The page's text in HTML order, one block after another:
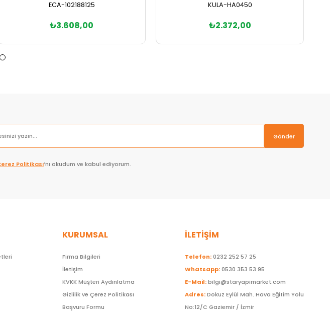
ECA-102188125
₺3.608,00
KULA-HA0450
₺2.372,00
Gönder
Politikası’nı okudum ve kabul ediyorum.
KURUMSAL
Firma Bilgileri
İletişim
KVKK Müşteri Aydınlatma
Gizlilik ve Çerez Politikası
Başvuru Formu
İLETİŞİM
Telefon:0232 252 57 25
Whatsapp:0530 353 53 95
E-Mail:bilgi@staryapimarket.com
Adres:Dokuz Eylül Mah. Hava Eğitim Yolu
No:12/C Gaziemir / İzmir